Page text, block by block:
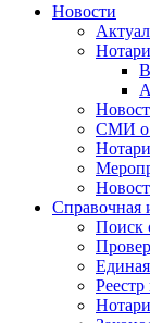
Новости
СМИ о
Справочная
Поиск
Реестр